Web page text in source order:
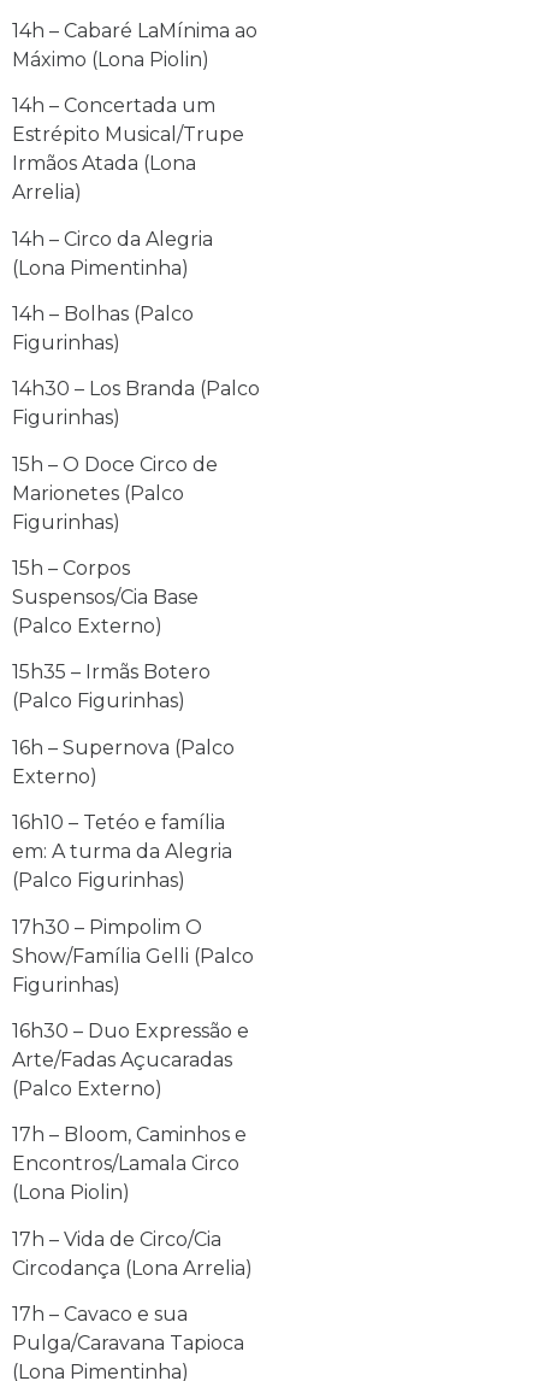
14h – Cabaré LaMínima ao
Máximo (Lona Piolin)
14h – Concertada um
Estrépito Musical/Trupe
Irmãos Atada (Lona
Arrelia)
14h – Circo da Alegria
(Lona Pimentinha)
14h – Bolhas (Palco
Figurinhas)
14h30 – Los Branda (Palco
Figurinhas)
15h – O Doce Circo de
Marionetes (Palco
Figurinhas)
15h – Corpos
Suspensos/Cia Base
(Palco Externo)
15h35 – Irmãs Botero
(Palco Figurinhas)
16h – Supernova (Palco
Externo)
16h10 – Tetéo e família
em: A turma da Alegria
(Palco Figurinhas)
17h30 – Pimpolim O
Show/Família Gelli (Palco
Figurinhas)
16h30 – Duo Expressão e
Arte/Fadas Açucaradas
(Palco Externo)
17h – Bloom, Caminhos e
Encontros/Lamala Circo
(Lona Piolin)
17h – Vida de Circo/Cia
Circodança (Lona Arrelia)
17h – Cavaco e sua
Pulga/Caravana Tapioca
(Lona Pimentinha)